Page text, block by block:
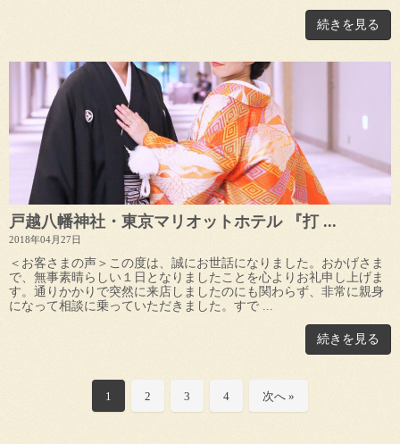
続きを見る
戸越八幡神社・東京マリオットホテル 『打 ...
2018年04月27日
＜お客さまの声＞この度は、誠にお世話になりました。おかげさま
で、無事素晴らしい１日となりましたことを心よりお礼申し上げま
す。通りかかりで突然に来店しましたのにも関わらず、非常に親身
になって相談に乗っていただきました。すで ...
続きを見る
1 2 3 4 次へ »